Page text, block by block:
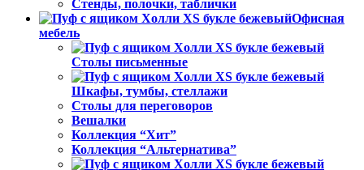
Стенды, полочки, таблички
Офисная
мебель
Столы письменные
Шкафы, тумбы, стеллажи
Столы для переговоров
Вешалки
Коллекция “Хит”
Коллекция “Альтернатива”